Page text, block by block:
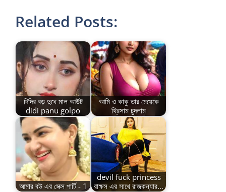
Related Posts:
দিদির বড় দুধে মাল আউট
didi panu golpo
আমি ও কাকু তার মেয়েকে
থ্রিসাম চুদলাম
আমার বউ এর সেক্স পার্টি - 1
devil fuck princess
রাক্ষস এর সাথে রাজকন্যার…